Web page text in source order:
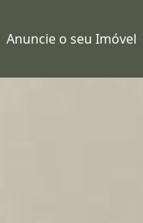
Anuncie o seu Imóvel